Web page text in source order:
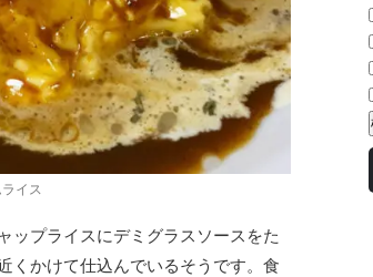
イス
ップライスにデミグラスソースをた
くかけて仕込んでいるそうです。食